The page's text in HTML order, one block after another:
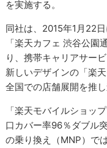
を実施する。
同社は、2015年1月22
「楽天カフェ 渋谷公
り、携帯キャリアサー
新しいデザインの「楽
全国での店舗展開を推
「楽天モバイルショッ
口カバー率96％ダブル
の乗り換え（MNP）で